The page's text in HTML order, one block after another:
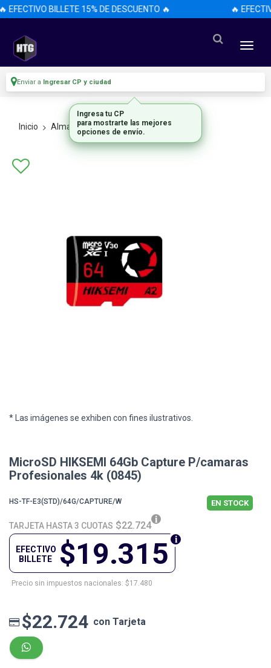
EFECTIVO BILLETE 15% DE DESCUENTO 🔥 🔥
Enviar a Ingresar CP y ciudad
Inicio Almacenamiento Micro Sd
* Las imágenes se exhiben con fines ilustrativos.
MicroSD HIKSEMI 64Gb Capture P/camaras
Profesionales 4k (0845)
HS-TF-E3(STD)/64G/CAPTURE/W EN STOCK
TARJETA HASTA 3 CUOTAS $22.724
$19.315
EFECTIVO
BILLETE
Precio sin impuestos nacionales: $17.480
$22.724 con Tarjeta
Ingresa tu CP
para mostrarte las mejores
opciones de envío.